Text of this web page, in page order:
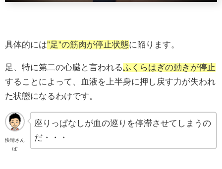
具体的には”足”の筋肉が停止状態に陥ります。
足、特に第二の心臓と言われるふくらはぎの動きが停止
することによって、血液を上半身に押し戻す力が失われ
た状態になるわけです。
快晴さん
ぽ
座りっぱなしが血の巡りを停滞させてしまうの
だ・・・